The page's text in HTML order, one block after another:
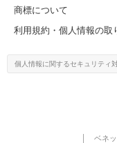
商標について
利用規約・個人情報の取
個人情報に関するセキュリティ
ベネ